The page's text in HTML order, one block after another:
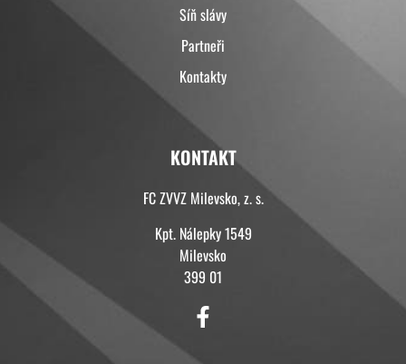
Síň slávy
Partneři
Kontakty
KONTAKT
FC ZVVZ Milevsko, z. s.
Kpt. Nálepky 1549
Milevsko
399 01